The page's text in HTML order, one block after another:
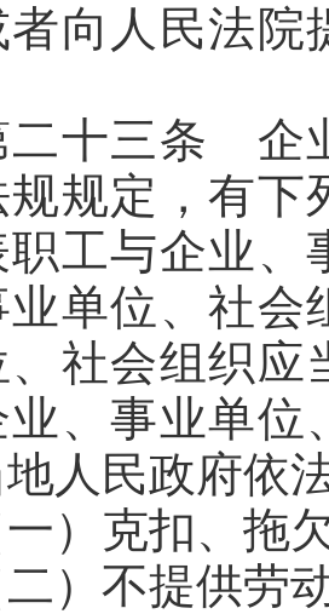
向人民法院
三条 企业
规定，有下
职工与企业、
业单位、社会
、社会组织应
业、事业单位
人民政府依
克扣、拖欠
不提供劳动